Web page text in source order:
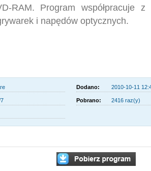
RAM. Program współpracuje
i napędów optycznych.
Dodano: 2010-10-11
Pobrano: 2416 raz(y)